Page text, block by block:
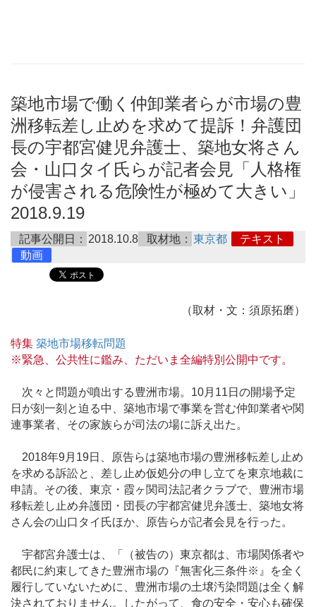
築地市場で働く仲卸業者らが市場の豊
洲移転差し止めを求めて提訴！弁護団
長の宇都宮健児弁護士、築地女将さん
会・山口タイ氏らが記者会見「人格権
が侵害される危険性が極めて大きい」
2018.9.19
記事公開日： 2018.10.8 取材地： 東京都
テキスト
動画
（取材・文：須原拓磨）
特集 築地市場移転問題
※緊急、公共性に鑑み、ただいま全編特別公開中です。
次々と問題が噴出する豊洲市場。10月11日の開場予定
日が刻一刻と迫る中、築地市場で事業を営む仲卸業者や関
連事業者、その家族らが司法の場に訴え出た。
2018年9月19日、原告らは築地市場の豊洲移転差し止め
を求める訴訟と、差し止め仮処分の申し立てを東京地裁に
申請。その後、東京・霞ヶ関司法記者クラブで、豊洲市場
移転差し止め弁護団・団長の宇都宮健児弁護士、築地女将
さん会の山口タイ氏ほか、原告らが記者会見を行った。
宇都宮弁護士は、「（被告の）東京都は、市場関係者や
都民に約束してきた豊洲市場の『無害化三条件※』を全く
履行していないために、豊洲市場の土壌汚染問題は全く解
決されておりません。したがって、食の安全・安心も確保